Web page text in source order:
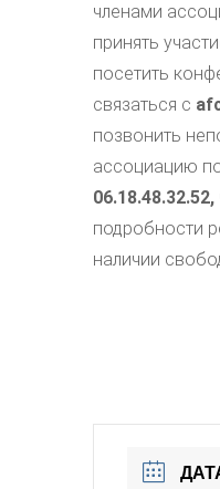
членами
принять
посетить
связаться с
позвонить
ассоциацию
06.18.48.32.52,
подробности
наличии